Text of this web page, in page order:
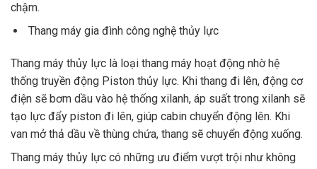
chậm.
Thang máy gia đình công nghệ thủy lực
Thang máy thủy lực là loại thang máy hoạt động nhờ hệ
thống truyền động Piston thủy lực. Khi thang đi lên, động cơ
điện sẽ bơm dầu vào hệ thống xilanh, áp suất trong xilanh sẽ
tạo lực đẩy piston đi lên, giúp cabin chuyển động lên. Khi
van mở thả dầu về thùng chứa, thang sẽ chuyển động xuống.
Thang máy thủy lực có những ưu điểm vượt trội như không